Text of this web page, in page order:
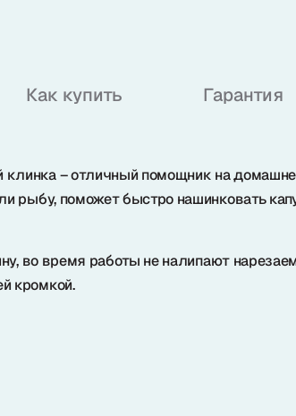
Как купить Гарантия
клинка – отличный помощник на
рыбу, поможет быстро нашинковать
во время работы не налипают
кромкой.